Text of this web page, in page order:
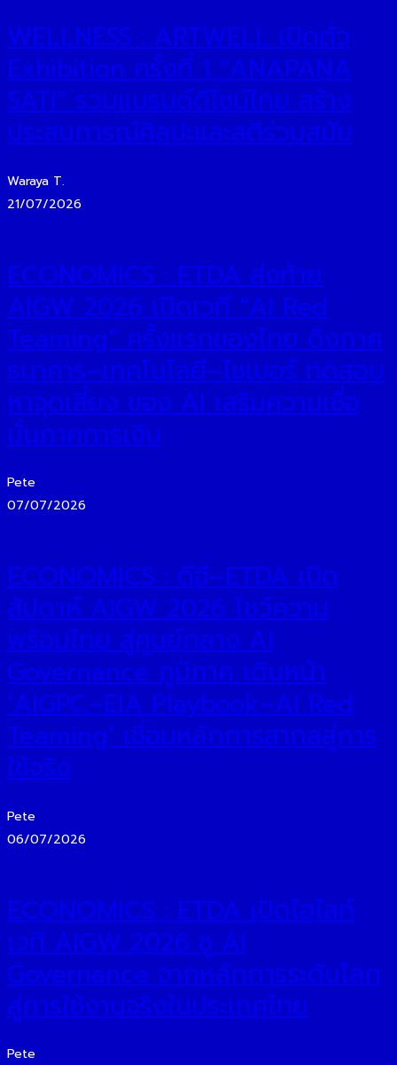
WELLNESS : ARTWELL เปิดตัว
Exhibition ครั้งที่ 1 “ANAPANA
SATI” รวมแบรนด์ดีไซน์ไทย สร้าง
ประสบการณ์ศิลปะและสติร่วมสมัย
Waraya T.
21/07/2026
ECONOMICS : ETDA ส่งท้าย
AIGW 2026 เปิดเวที “AI Red
Teaming” ครั้งแรกของไทย ดึงภาค
ธนาคาร–เทคโนโลยี–ไซเบอร์ ทดสอบ
หาจุดเสี่ยง ของ AI เสริมความเชื่อ
มั่นภาคการเงิน
Pete
07/07/2026
ECONOMICS : ดีอี–ETDA เปิด
สัปดาห์ AIGW 2026 โชว์ความ
พร้อมไทย สู่ศูนย์กลาง AI
Governance ภูมิภาค เดินหน้า
‘AIGPC–EIA Playbook–AI Red
Teaming’ เชื่อมหลักการสากลสู่การ
ใช้จริง
Pete
06/07/2026
ECONOMICS : ETDA เปิดไฮไลท์
เวที AIGW 2026 ชู AI
Governance จากหลักการระดับโลก
สู่การใช้งานจริงในประเทศไทย
Pete